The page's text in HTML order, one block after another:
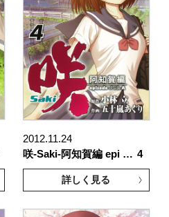
2012.11.24
咲-Saki-阿知賀編 epi … 4
詳しく見る